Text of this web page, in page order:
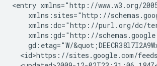
<entry xmlns="http://www.w3.org/
xmlns:sites="http://
xmlns:dc="http://purl.org/dc/
xmlns:gd="http://
gd:etag="W/
<id>https://sites.google.com/